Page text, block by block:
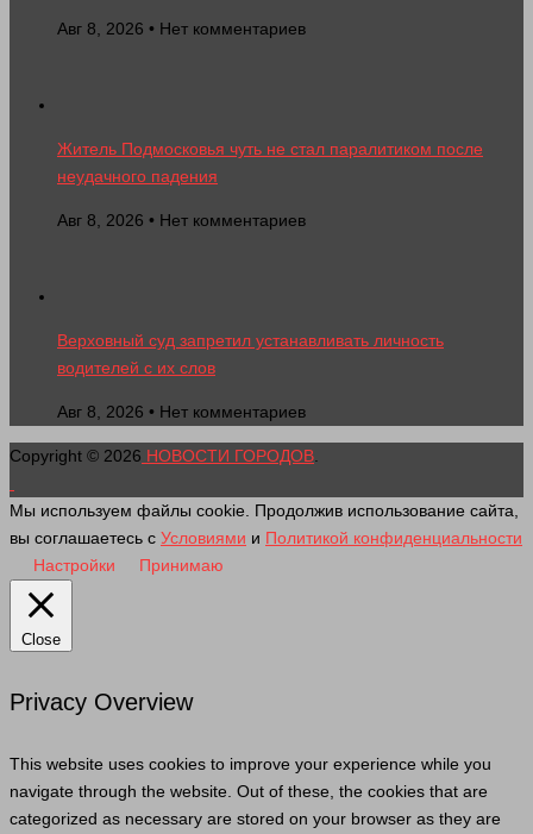
Авг 8, 2026 • Нет комментариев
Житель Подмосковья чуть не стал паралитиком после
неудачного падения
Авг 8, 2026 • Нет комментариев
Верховный суд запретил устанавливать личность
водителей с их слов
Авг 8, 2026 • Нет комментариев
Copyright © 2026 НОВОСТИ ГОРОДОВ
Мы используем файлы cookie. Продолжив использование сайта,
вы соглашаетесь с Условиями и Политикой конфиденциальности
Настройки
Принимаю
Close
Privacy Overview
This website uses cookies to improve your experience while you
navigate through the website. Out of these, the cookies that are
categorized as necessary are stored on your browser as they are